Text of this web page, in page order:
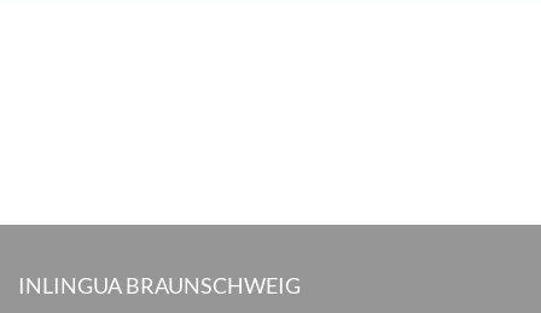
INLINGUA BRAUNSCHWEIG